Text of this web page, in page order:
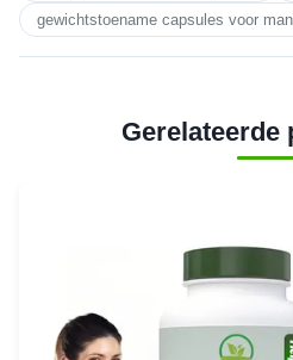
gewichtstoename capsules voor
Gerelateerde